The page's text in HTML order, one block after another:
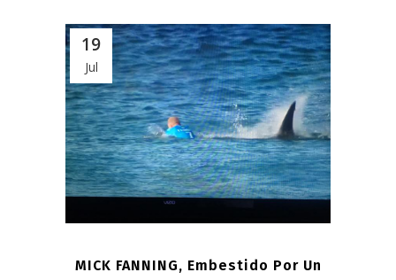
19
Jul
MICK FANNING, Embestido Por Un